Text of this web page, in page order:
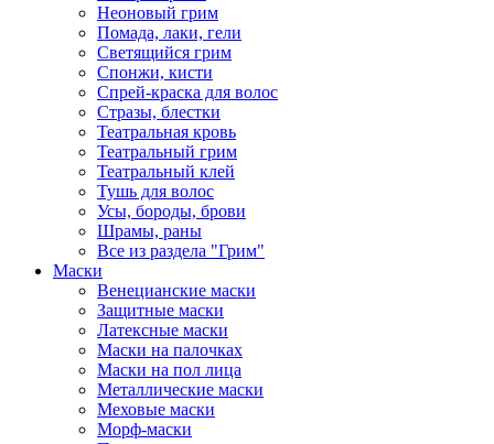
Неоновый грим
Помада, лаки, гели
Светящийся грим
Спонжи, кисти
Спрей-краска для волос
Стразы, блестки
Театральная кровь
Театральный грим
Театральный клей
Тушь для волос
Усы, бороды, брови
Шрамы, раны
Все из раздела "Грим"
Маски
Венецианские маски
Защитные маски
Латексные маски
Маски на палочках
Маски на пол лица
Металлические маски
Меховые маски
Морф-маски